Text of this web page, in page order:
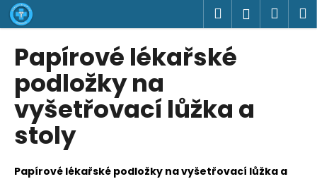
Přejít
na
obsah
Hledat
Papírové lékařské
podložky na
vyšetřovací lůžka a
stoly
Papírové lékařské podložky na vyšetřovací lůžka a
K
o
C
o
p
o
t
ř